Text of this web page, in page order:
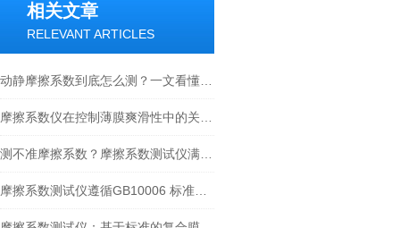
相关文章
RELEVANT ARTICLES